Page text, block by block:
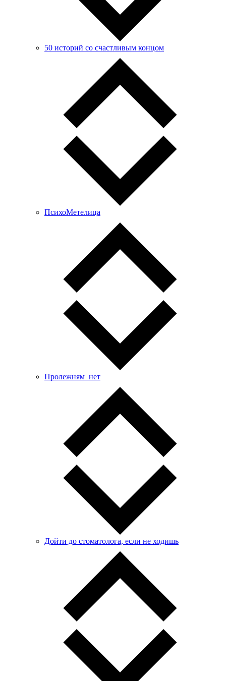
50 историй со счастливым концом
ПсихоМетелица
Пролежням_нет
Дойти до стоматолога, если не ходишь